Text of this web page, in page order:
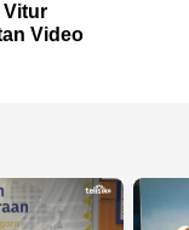
Vitur
Video